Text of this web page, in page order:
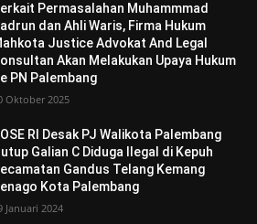
Permasalahan Muhammmad
dan Ahli Waris, Firma Hukum
Justice Advokat And Legal
Akan Melakukan Upaya Hukum
PN Palembang
Oktober 2025
RI Desak PJ Walikota Palembang
Galian C Diduga Ilegal di Kepuh
Gandus Telang Kemang
Kota Palembang
Januari 2024